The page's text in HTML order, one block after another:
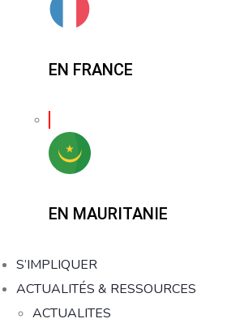
EN FRANCE
EN MAURITANIE
S’IMPLIQUER
ACTUALITÉS & RESSOURCES
ACTUALITES